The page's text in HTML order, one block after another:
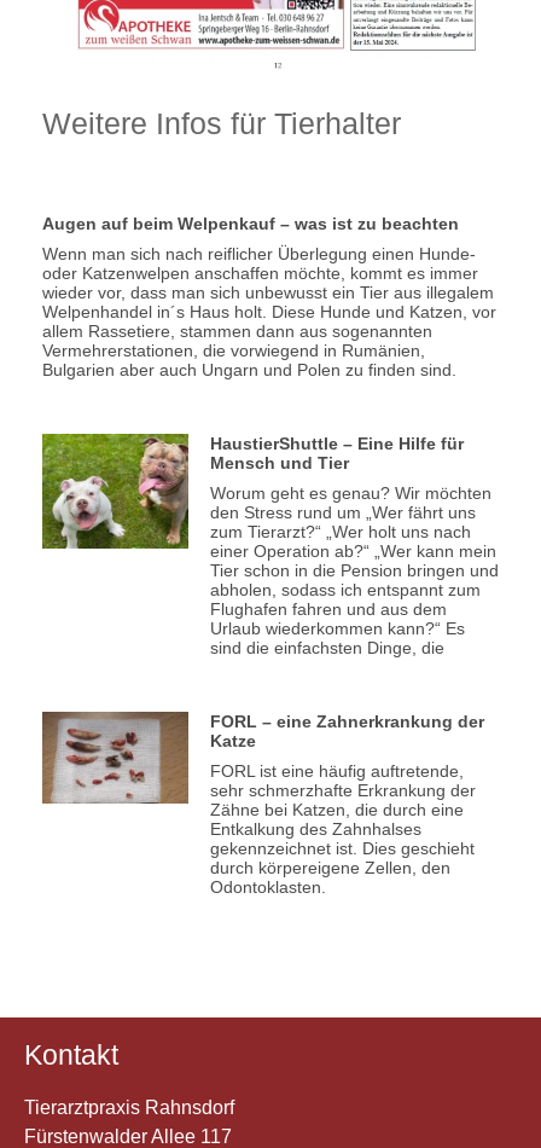
Weitere Infos für Tierhalter
Augen auf beim Welpenkauf – was ist zu beachten
Wenn man sich nach reiflicher Überlegung einen Hunde-
oder Katzenwelpen anschaffen möchte, kommt es immer
wieder vor, dass man sich unbewusst ein Tier aus illegalem
Welpenhandel in´s Haus holt. Diese Hunde und Katzen, vor
allem Rassetiere, stammen dann aus sogenannten
Vermehrerstationen, die vorwiegend in Rumänien,
Bulgarien aber auch Ungarn und Polen zu finden sind.
HaustierShuttle – Eine Hilfe für
Mensch und Tier
Worum geht es genau? Wir möchten
den Stress rund um „Wer fährt uns
zum Tierarzt?“ „Wer holt uns nach
einer Operation ab?“ „Wer kann mein
Tier schon in die Pension bringen und
abholen, sodass ich entspannt zum
Flughafen fahren und aus dem
Urlaub wiederkommen kann?“ Es
sind die einfachsten Dinge, die
FORL – eine Zahnerkrankung der
Katze
FORL ist eine häufig auftretende,
sehr schmerzhafte Erkrankung der
Zähne bei Katzen, die durch eine
Entkalkung des Zahnhalses
gekennzeichnet ist. Dies geschieht
durch körpereigene Zellen, den
Odontoklasten.
Kontakt
Tierarztpraxis Rahnsdorf
Fürstenwalder Allee 117